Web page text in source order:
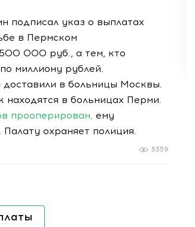
подписал указ о выплатах
в Пермском
000 руб., а тем, кто
миллиону рублей.
в больницы Москвы.
находятся в больницах Перми.
прооперирован, ему
охраняет полиция.
5359